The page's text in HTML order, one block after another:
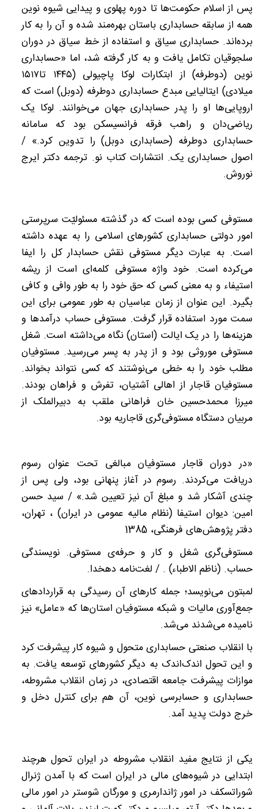
پس از اسلام حکومت‌ها تا دوره پهلوی و پیدایی شیوه نوین
همه از سابقه حسابداری باستان بهره‌مند شده و آن را به کار
برده‌اند. حسابداری سیاق و استفاده از خط سیاق در دوران
سلجوقیان تکامل یافت و به کار گرفته شد، اما «حسابداری
نوین (دوطرفه) از ابتکارات لوکا پاچیولی (۱۴۴۵ تا۱۵۱۷
میلادی) ایتالیایی مبدع حسابداری دوطرفه (دوبل) است که
اروپایی‌ها او را پدر حسابداری جهان می‌خوانند. لوکا یک
ریاضی‌‌دان و راهب فرقه فرانسیسکن بود که سامانه
حسابداری دوطرفه (حسابداری دوبل) را تدوین کرد.» /
اصول حسابداری یک. انتشارات کتاب نو. ترجمه دکتر ایرج
نوروش.
مستوفی کسی بوده ‌است که در گذشته مسئولیّت سرپرستی
امور دولتی حسابداری کشورهای اسلامی را به عهده داشته
‌است. به عبارت دیگر مستوفی نقش حسابدار کل را ایفا
می‌‌کرده ‌است. خود واژه مستوفی کلمه‌ای است از ریشه
استیفاء و به معنی کسی که حق خود را به طور وافی و کافی
بگیرد. این عنوان از زمان عباسیان به طور عمومی برای این
سمت مورد استفاده قرار گرفت. مستوفی حساب درآمدها و
هزینه‌ها را در یک ایالت (استان) نگاه می‌داشته ‌است. شغل
مستوفی موروثی بود و از پدر به پسر می‌رسید. مستوفیان
مطلب خود را به خطی می‌نوشتند که کسی نتواند بخواند.
مستوفیان قاجار از اهالی آشتیان، تفرش و فراهان بودند.
میرزا محمدحسین خان فراهانی ملقب به دبیرالملک از
مربیان دستگاه مستوفی‌گری قاجاریه بود.
«در دوران قاجار مستوفیان مبالغی تحت عنوان رسوم
دریافت می‌کردند. رسوم در آغاز پنهانی بود، ولی پس از
چندی آشکار شد و مبلغ آن نیز تعیین شد.» / سید حسن
امین: دیوان استیفا (نظام مالیه عمومی در ایران) ، تهران،
دفتر پژوهش‌های فرهنگی، 1385
مستوفی‌گری شغل و کار و حرفه‌ی مستوفی. نویسندگی
حساب. (ناظم الاطباء) . / لغت‌نامه دهخدا.
لمبتون می‌‌نویسد؛ جمله کارهای آن رسیدگی به قراردادهای
جمع‌آوری مالیات و شبکه مستوفیان استان‌ها که «عامل» نیز
نامیده می‌‌شدند می‌شد.
با انقلاب صنعتی حسابداری متحول و شیوه کار پیشرفت کرد
و این تحول اندک‌اندک به دیگر کشورهای توسعه یافت. به
موازات پیشرفت جامعه اقتصادی، در زمان انقلاب مشروطه،
حسابداری و حسابرسی نوین، آن هم برای کنترل دخل و
خرج دولت پدید آمد.
یکی از نتایج مفید انقلاب مشروطه در ایران تحول هرچند
ابتدایی در شیوه‌های مالی در ایران است که با آمدن ژنرال
شوراتسکف در امور ژاندارمری و مورگان شوستر در امور مالی